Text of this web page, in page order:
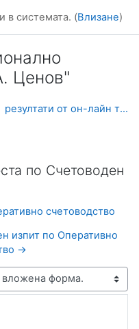
в системата. (Влизане)
Ценов"
резултати от он-лайн теста по Счетоводен практикум
по Счетоводен
счетоводство
изпит по Оперативно
→